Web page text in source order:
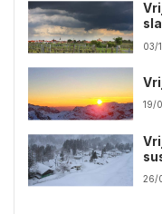
03/
19/
26/